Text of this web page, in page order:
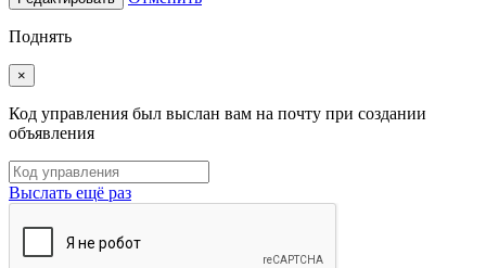
Поднять
×
Код управления был выслан вам на почту при создании
объявления
Выслать ещё раз